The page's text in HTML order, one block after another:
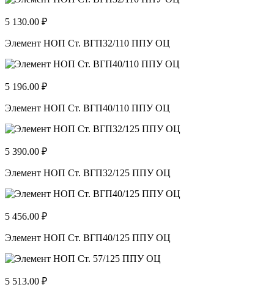
5 130.00 ₽
Элемент НОП Ст. ВГП32/110 ППУ ОЦ
5 196.00 ₽
Элемент НОП Ст. ВГП40/110 ППУ ОЦ
5 390.00 ₽
Элемент НОП Ст. ВГП32/125 ППУ ОЦ
5 456.00 ₽
Элемент НОП Ст. ВГП40/125 ППУ ОЦ
5 513.00 ₽